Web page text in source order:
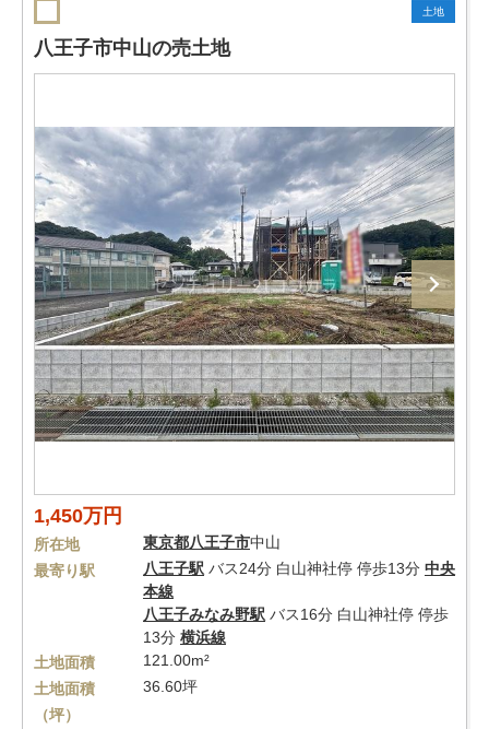
土地
八王子市中山の売土地
1,450万円
所在地 東京都八王子市中山
最寄り駅
八王子駅 バス24分 白山神社停 停歩13分 中央
本線
八王子みなみ野駅 バス16分 白山神社停 停歩
13分 横浜線
土地面積
121.00m²
土地面積
（坪）
36.60坪